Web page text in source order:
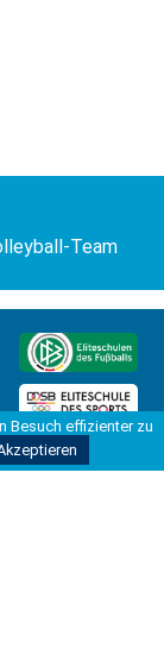
Team
Besuch effizienter zu